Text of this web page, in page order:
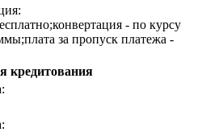
- по курсу
за пропуск платежа -
кредитования